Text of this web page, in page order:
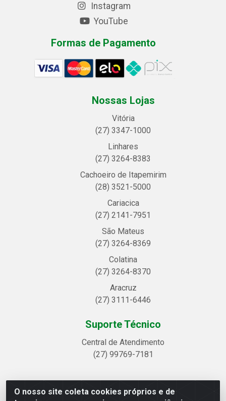
O nosso site coleta cookies próprios e de
Instagram
YouTube
Formas de Pagamento
Nossas Lojas
Vitória
(27) 3347-1000
Linhares
(27) 3264-8383
Cachoeiro de Itapemirim
(28) 3521-5000
Cariacica
(27) 2141-7951
São Mateus
(27) 3264-8369
Colatina
(27) 3264-8370
Aracruz
(27) 3111-6446
Suporte Técnico
Central de Atendimento
(27) 99769-7181
Linhavix Distribuidora LTDA - Avenida Alegre, 2521 -